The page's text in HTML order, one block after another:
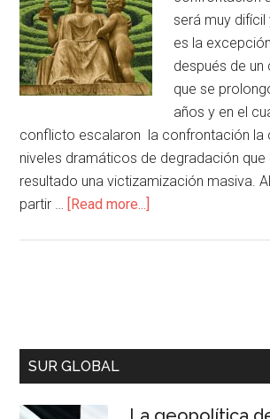
será muy
es la
después de
que se
años y en el
conflicto escalaron la confrontación la
niveles dramáticos de degradación
resultado una victizamización masiva.
partir … [Read more...]
SUR GLOBAL